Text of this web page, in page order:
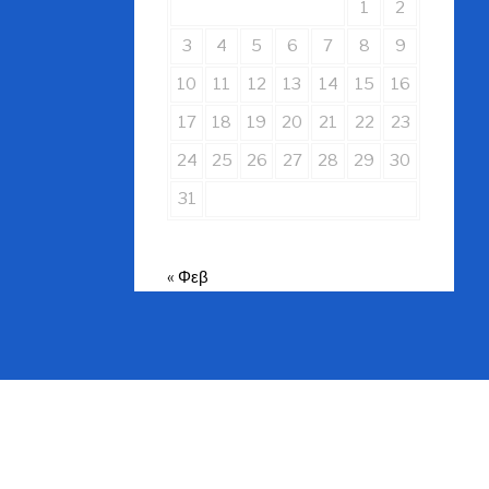
1
2
3
4 5 6 7 8
9
10
11 12 13 14 15
16
17
18 19 20 21 22
23
24
25 26 27 28 29
30
31
« Φεβ